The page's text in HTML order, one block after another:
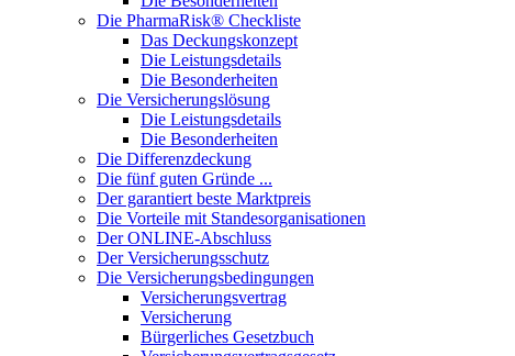
Die PharmaRisk® Checkliste
Das Deckungskonzept
Die Leistungsdetails
Die Besonderheiten
Die Versicherungslösung
Die Leistungsdetails
Die Besonderheiten
Die Differenzdeckung
Die fünf guten Gründe ...
Der garantiert beste Marktpreis
Die Vorteile mit Standesorganisationen
Der ONLINE-Abschluss
Der Versicherungsschutz
Die Versicherungsbedingungen
Versicherungsvertrag
Versicherung
Bürgerliches Gesetzbuch